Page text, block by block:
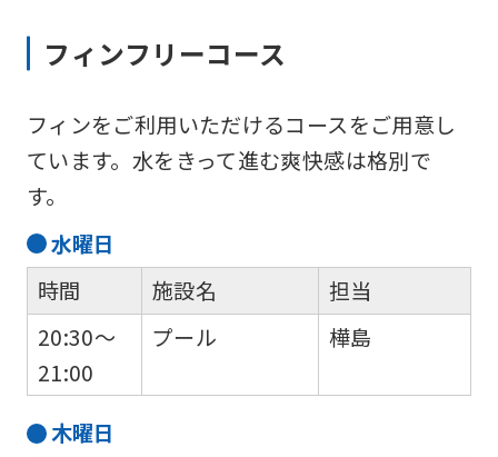
フィンフリーコース
フィンをご利用いただけるコースをご用意し
ています。水をきって進む爽快感は格別で
す。
水曜日
時間
20:30～
21:00
施設名
プール
担当
樺島
木曜日